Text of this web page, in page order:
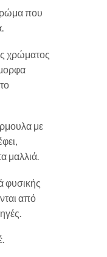
που
χρώματος
με
μαλλιά.
φυσικής
από